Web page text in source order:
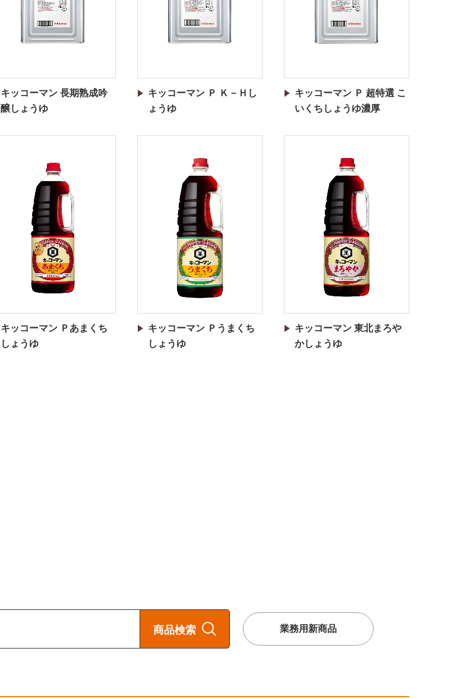
キッコーマン 長期熟成吟
醸しょうゆ
キッコーマン Ｐ Ｋ－Ｈし
ょうゆ
キッコーマン Ｐ 超特選 こ
いくちしょうゆ濃厚
キッコーマン Ｐあまくち
しょうゆ
キッコーマン Ｐうまくち
しょうゆ
キッコーマン 東北まろや
かしょうゆ
商品検索 業務用新商品